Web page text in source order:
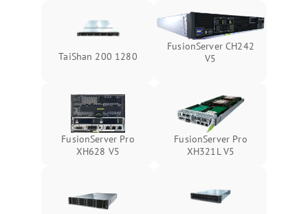
TaiShan 200 1280
FusionServer CH242
V5
FusionServer Pro
XH628 V5
FusionServer Pro
XH321L V5